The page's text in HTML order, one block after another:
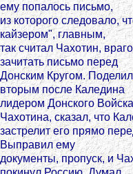
ему попалось письмо,
из которого следовало,
кайзером", главным,
так считал Чахотин,
зачитать письмо перед
Донским Кругом.
вторым после Каледина
лидером Донского
Чахотина, сказал, что
застрелит его прямо
Выправил ему
документы, пропуск, и